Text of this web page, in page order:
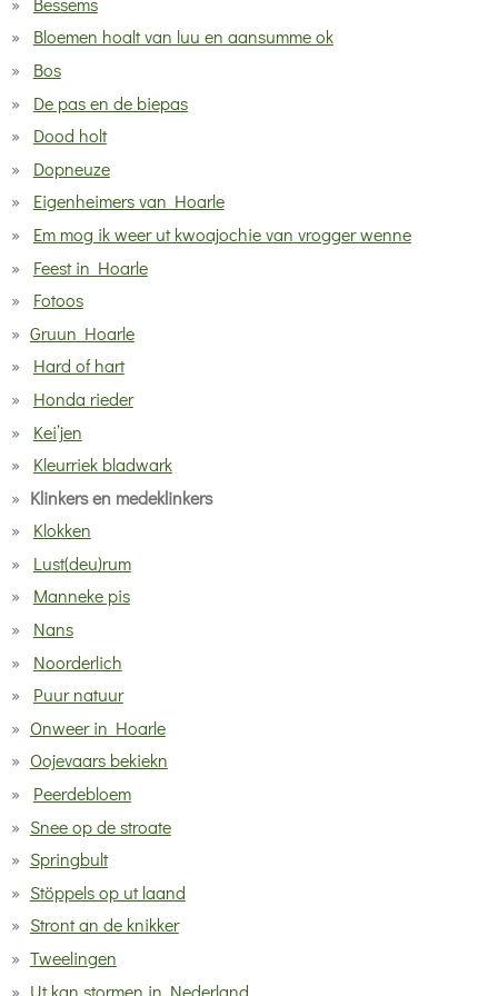
Bloemen hoalt van luu en aansumme ok
Bos
De pas en de biepas
Dood holt
Dopneuze
Eigenheimers van Hoarle
Em mog ik weer ut kwoajochie van vrogger wenne
Feest in Hoarle
Fotoos
Gruun Hoarle
Hard of hart
Honda rieder
Kei’jen
Kleurriek bladwark
Klinkers en medeklinkers
Klokken
Lust(deu)rum
Manneke pis
Nans
Noorderlich
Puur natuur
Onweer in Hoarle
Oojevaars bekiekn
Peerdebloem
Snee op de stroate
Springbult
Stöppels op ut laand
Stront an de knikker
Tweelingen
Ut kan stormen in Nederland